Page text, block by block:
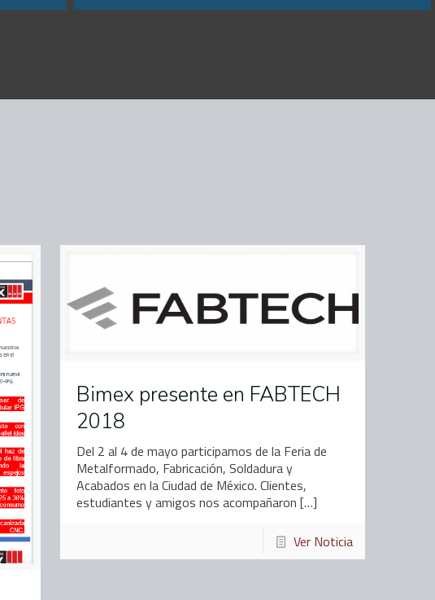
Bimex presente en FABTECH
2018
Del 2 al 4 de mayo participamos de la Feria de
Metalformado, Fabricación, Soldadura y
Acabados en la Ciudad de México. Clientes,
estudiantes y amigos nos acompañaron […]
Ver Noticia